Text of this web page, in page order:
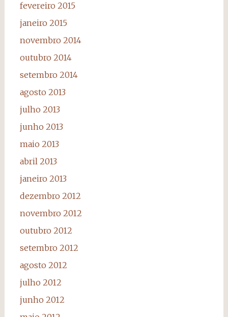
fevereiro 2015
janeiro 2015
novembro 2014
outubro 2014
setembro 2014
agosto 2013
julho 2013
junho 2013
maio 2013
abril 2013
janeiro 2013
dezembro 2012
novembro 2012
outubro 2012
setembro 2012
agosto 2012
julho 2012
junho 2012